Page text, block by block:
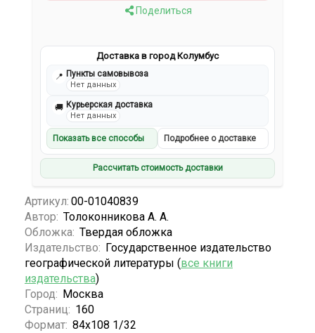
Поделиться
Доставка в город Колумбус
📍 Пункты самовывоза
Нет данных
🚚 Курьерская доставка
Нет данных
Показать все способы Подробнее о доставке
Рассчитать стоимость доставки
Артикул: 00-01040839
Автор: Толоконникова А. А.
Обложка: Твердая обложка
Издательство: Государственное издательство
географической литературы (все книги
издательства)
Город: Москва
Страниц: 160
Формат: 84х108 1/32